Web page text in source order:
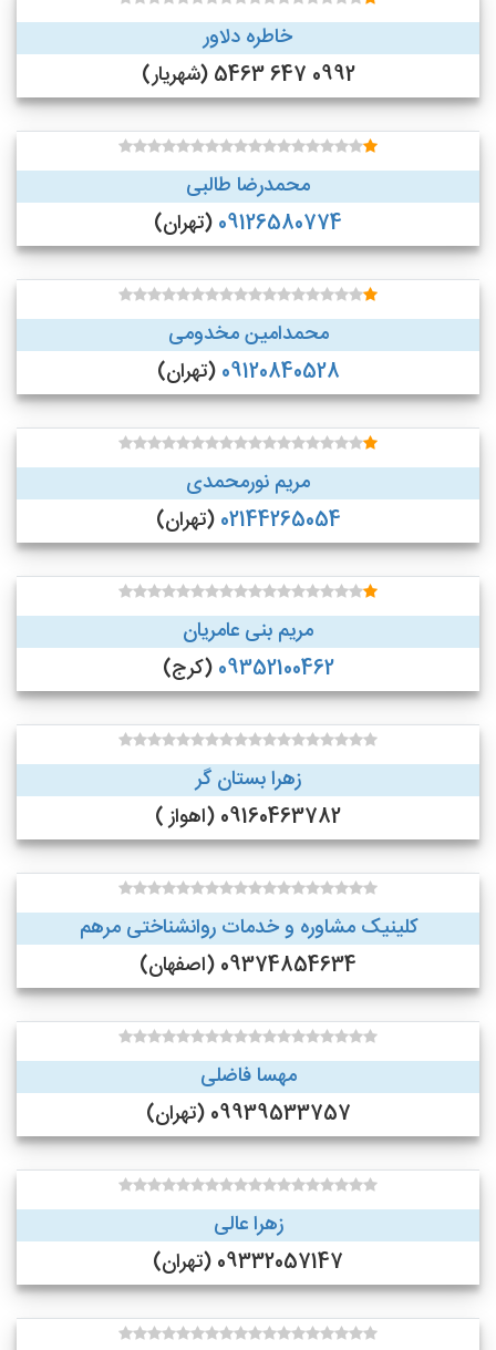
خاطره دلاور
0992 647 5463 (شهریار)
محمدرضا طالبی
09126580774 (تهران)
محمدامین مخدومی
09120840528 (تهران)
مریم نورمحمدی
02144265054 (تهران)
مریم بنی عامریان
09352100462 (کرج)
زهرا بستان گر
09160463782 (اهواز )
کلینیک مشاوره و خدمات روانشناختی مرهم
09374854634 (اصفهان)
مهسا فاضلی
09939533757 (تهران)
زهرا عالی
09332057147 (تهران)